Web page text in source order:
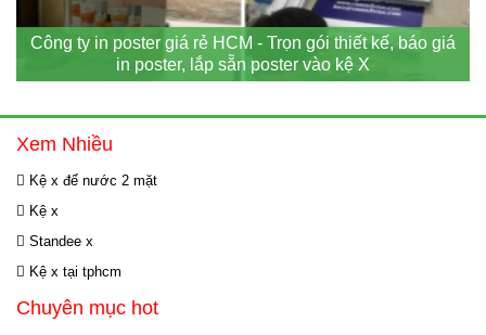
Công ty in poster giá rẻ HCM - Trọn gói thiết kế, báo giá
in poster, lắp sẵn poster vào kệ X
Xem Nhiều
Kệ x đế nước 2 mặt
Kệ x
Standee x
Kệ x tại tphcm
Chuyên mục hot